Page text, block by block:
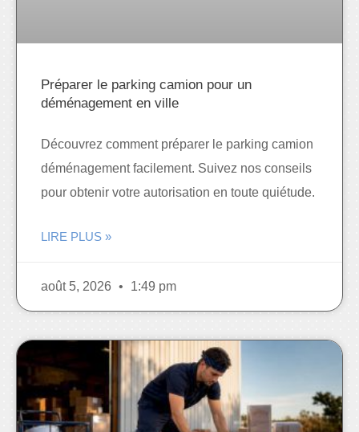
Préparer le parking camion pour un
déménagement en ville
Découvrez comment préparer le parking camion
déménagement facilement. Suivez nos conseils
pour obtenir votre autorisation en toute quiétude.
LIRE PLUS »
août 5, 2026 1:49 pm